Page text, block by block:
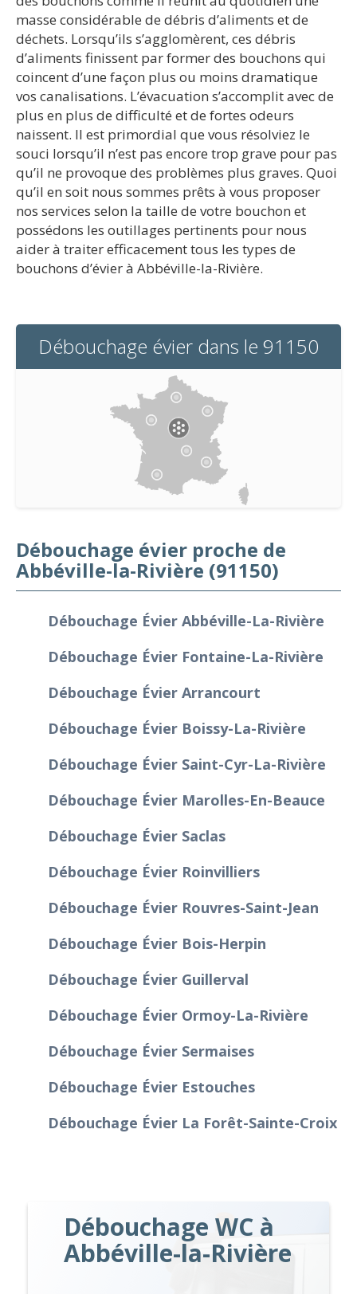
masse considérable de débris d’aliments et de
déchets. Lorsqu’ils s’agglomèrent, ces débris
d’aliments finissent par former des bouchons qui
coincent d’une façon plus ou moins dramatique
vos canalisations. L’évacuation s’accomplit avec de
plus en plus de difficulté et de fortes odeurs
naissent. Il est primordial que vous résolviez le
souci lorsqu’il n’est pas encore trop grave pour pas
qu’il ne provoque des problèmes plus graves. Quoi
qu’il en soit nous sommes prêts à vous proposer
nos services selon la taille de votre bouchon et
possédons les outillages pertinents pour nous
aider à traiter efficacement tous les types de
bouchons d’évier à Abbéville-la-Rivière.
Débouchage évier dans le 91150
Débouchage évier proche de
Abbéville-la-Rivière (91150)
Débouchage Évier Abbéville-La-Rivière
Débouchage Évier Fontaine-La-Rivière
Débouchage Évier Arrancourt
Débouchage Évier Boissy-La-Rivière
Débouchage Évier Saint-Cyr-La-Rivière
Débouchage Évier Marolles-En-Beauce
Débouchage Évier Saclas
Débouchage Évier Roinvilliers
Débouchage Évier Rouvres-Saint-Jean
Débouchage Évier Bois-Herpin
Débouchage Évier Guillerval
Débouchage Évier Ormoy-La-Rivière
Débouchage Évier Sermaises
Débouchage Évier Estouches
Débouchage Évier La Forêt-Sainte-Croix
Débouchage WC à
Abbéville-la-Rivière